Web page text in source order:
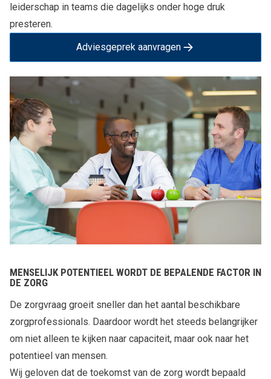
leiderschap in teams die dagelijks onder hoge druk
presteren.
Adviesgeprek aanvragen
MENSELIJK POTENTIEEL WORDT DE BEPALENDE FACTOR IN
DE ZORG
De zorgvraag groeit sneller dan het aantal beschikbare
zorgprofessionals. Daardoor wordt het steeds belangrijker
om niet alleen te kijken naar capaciteit, maar ook naar het
potentieel van mensen.
Wij geloven dat de toekomst van de zorg wordt bepaald